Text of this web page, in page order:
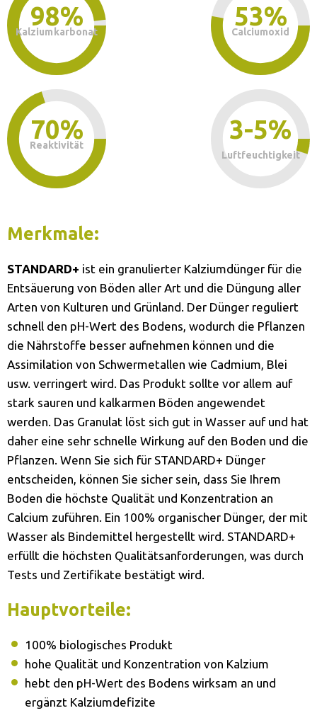
98%
Kalziumkarbonat
53%
Calciumoxid
70%
Reaktivität
3-5%
Luftfeuchtigkeit
Merkmale:
STANDARD+ ist ein granulierter Kalziumdünger für die
Entsäuerung von Böden aller Art und die Düngung aller
Arten von Kulturen und Grünland. Der Dünger reguliert
schnell den pH-Wert des Bodens, wodurch die Pflanzen
die Nährstoffe besser aufnehmen können und die
Assimilation von Schwermetallen wie Cadmium, Blei
usw. verringert wird. Das Produkt sollte vor allem auf
stark sauren und kalkarmen Böden angewendet
werden. Das Granulat löst sich gut in Wasser auf und hat
daher eine sehr schnelle Wirkung auf den Boden und die
Pflanzen. Wenn Sie sich für STANDARD+ Dünger
entscheiden, können Sie sicher sein, dass Sie Ihrem
Boden die höchste Qualität und Konzentration an
Calcium zuführen. Ein 100% organischer Dünger, der mit
Wasser als Bindemittel hergestellt wird. STANDARD+
erfüllt die höchsten Qualitätsanforderungen, was durch
Tests und Zertifikate bestätigt wird.
Hauptvorteile:
100% biologisches Produkt
hohe Qualität und Konzentration von Kalzium
hebt den pH-Wert des Bodens wirksam an und
ergänzt Kalziumdefizite